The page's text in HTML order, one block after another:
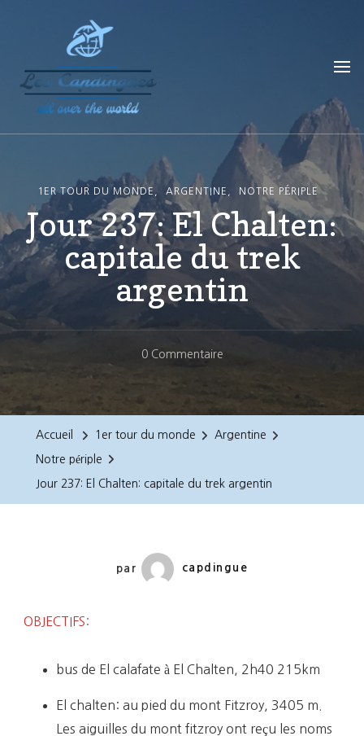
Les Capdingues
blog de voyage
1ER TOUR DU MONDE ARGENTINE NOTRE PÉRIPLE
Jour 237: El Chalten:
capitale du trek
argentin
0 CommentaireSur
237:
Accueil 1er tour du monde Argentine
Notre périple
Jour 237: El Chalten: capitale du trek argentin
par capdingue
OBJECTIFS:
bus de El calafate à El Chalten, 2h40 215km
El chalten: au pied du mont Fitzroy, 3405 m.
Les aiguilles du mont fitzroy ont reçu les noms